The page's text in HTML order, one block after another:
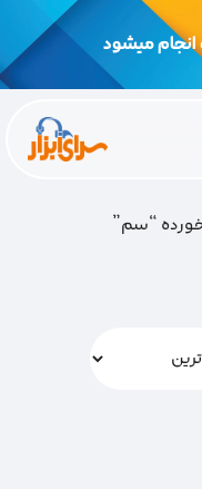
میشود
“سم”